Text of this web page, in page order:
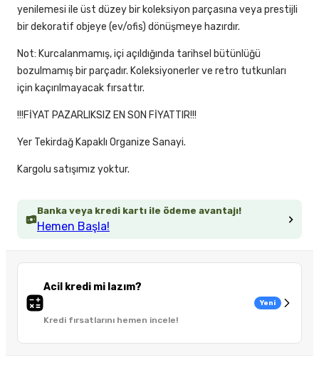
Banka veya kredi kartı ile ödeme avantajı!
Hemen Başla!
Acil kredi mi lazım?
Kredi fırsatlarını hemen incele!
Yeni
yenilemesi ile üst düzey bir koleksiyon parçasına veya prestijli
bir dekoratif objeye (ev/ofis) dönüşmeye hazırdır.
Not: Kurcalanmamış, içi açıldığında tarihsel bütünlüğü
bozulmamış bir parçadır. Koleksiyonerler ve retro tutkunları
için kaçırılmayacak fırsattır.
!!!FİYAT PAZARLIKSIZ EN SON FİYATTIR!!!
Yer Tekirdağ Kapaklı Organize Sanayi.
Kargolu satışımız yoktur.